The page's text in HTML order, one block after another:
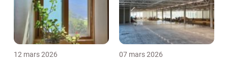
12 mars 2026 07 mars 2026